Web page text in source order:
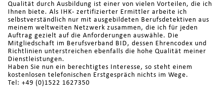
Qualität durch Ausbildung ist einer von vielen Vorteilen, die ich
Ihnen biete. Als IHK- zertifizierter Ermittler arbeite ich
selbstverständlich nur mit ausgebildeten Berufsdetektiven aus
meinem weltweiten Netzwerk zusammen, die ich für jeden
Auftrag gezielt auf die Anforderungen auswähle. Die
Mitgliedschaft im Berufsverband BID, dessen Ehrencodex und
Richtlinien unterstreichen ebenfalls die hohe Qualität meiner
Dienstleistungen.
Haben Sie nun ein berechtigtes Interesse, so steht einem
kostenlosen telefonischen Erstgespräch nichts im Wege.
Tel: +49 (0)1522 1627350